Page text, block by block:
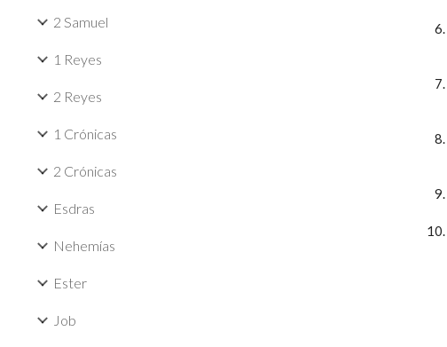
2 Samuel
1 Reyes
2 Reyes
1 Crónicas
2 Crónicas
Esdras
Nehemías
Ester
Job